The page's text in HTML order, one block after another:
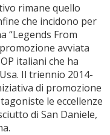
rimane quello
che incidono per
“Legends From
avviata
italiani che ha
Il triennio 2014-
di promozione
le eccellenze
di San Daniele,